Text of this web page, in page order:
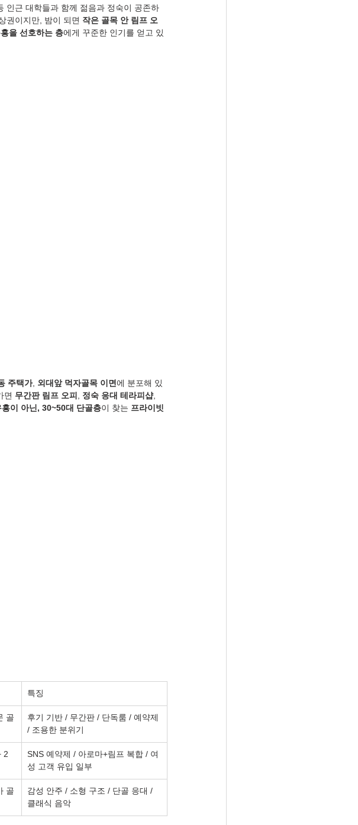
인근 대학들과 함께 젊음과 정숙이 공존하
권이지만, 밤이 되면 작은 골목 안 림프 오
을 선호하는 층에게 꾸준한 인기를 얻고 있
주택가, 외대앞 먹자골목 이면에 분포해 있
면 무간판 림프 오피 , 정숙 응대 테라피샵,
이 아닌, 30~50대 단골층이 찾는 프라이빗
특징
골
후기 기반 / 무간판 / 단독룸 / 예약제
/ 조용한 분위기
2
SNS 예약제 / 아로마+림프 복합 / 여
성 고객 유입 일부
골
감성 안주 / 소형 구조 / 단골 응대 /
클래식 음악